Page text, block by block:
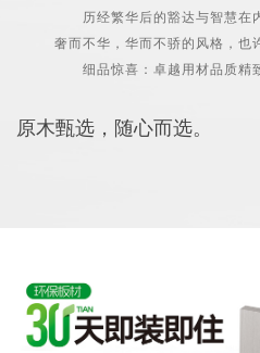
历经繁华后的豁达与智慧在内
奢而不华，华而不骄的风格，也
细品惊喜：卓越用材品质精
原木甄选，随心而选。